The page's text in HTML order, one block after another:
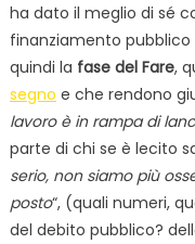
ha dato il meglio di sé
finanziamento pubblico
quindi la fase del Fare,
segno e che rendono
lavoro è in rampa di
parte di chi se è lecito
serio, non siamo più
posto“, (quali numeri,
del debito pubblico?